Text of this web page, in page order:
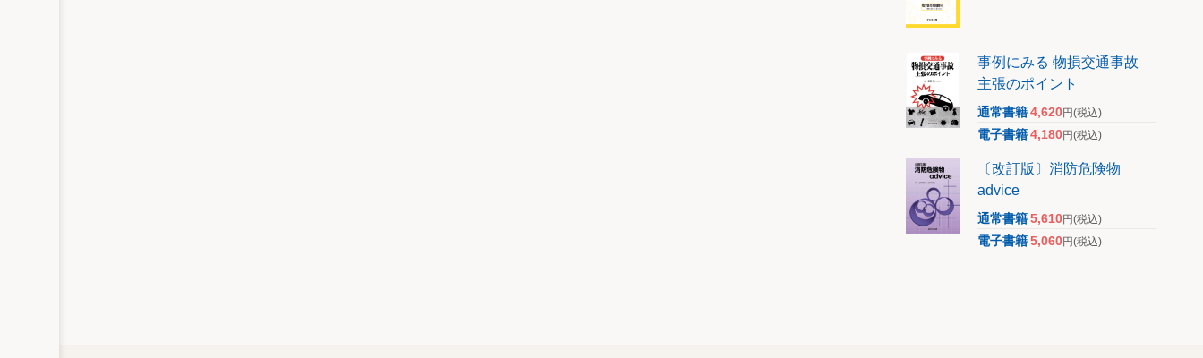
事例にみる 物損交通事故
主張のポイント
通常書籍4,620円(税込)
電子書籍4,180円(税込)
〔改訂版〕消防危険物
advice
通常書籍5,610円(税込)
電子書籍5,060円(税込)